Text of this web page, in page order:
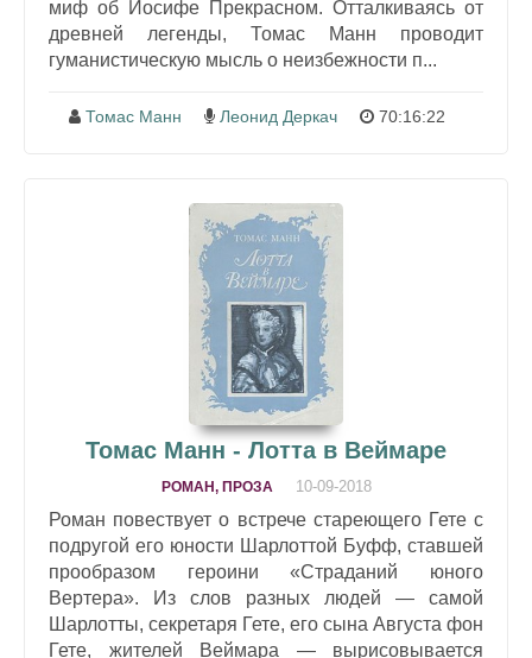
миф об Иосифе Прекрасном. Отталкиваясь от
древней легенды, Томас Манн проводит
гуманистическую мысль о неизбежности п...
Томас Манн Леонид Деркач 70:16:22
Томас Манн - Лотта в Веймаре
РОМАН, ПРОЗА 10-09-2018
Роман повествует о встрече стареющего Гете с
подругой его юности Шарлоттой Буфф, ставшей
прообразом героини «Страданий юного
Вертера». Из слов разных людей — самой
Шарлотты, секретаря Гете, его сына Августа фон
Гете, жителей Веймара — вырисовывается